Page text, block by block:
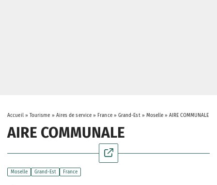
Accueil» Tourisme » Aires de service » France» Grand-Est» Moselle »AIRE COMMUNALE
AIRE COMMUNALE
Moselle Grand-Est France